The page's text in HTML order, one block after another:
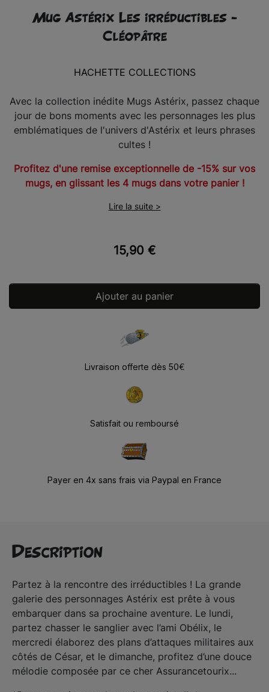
Mug Astérix Les irréductibles -
Cléopâtre
HACHETTE COLLECTIONS
Avec la collection inédite Mugs Astérix, passez chaque
jour de bons moments avec les personnages les plus
emblématiques de l'univers d'Astérix et leurs phrases
cultes !
Profitez d'une remise exceptionnelle de -15% sur vos
mugs, en glissant les 4 mugs dans votre panier !
Lire la suite >
15,90 €
Ajouter au panier
Livraison offerte dès 50€
Satisfait ou remboursé
Payer en 4x sans frais via Paypal en France
Description
Partez à la rencontre des irréductibles ! La grande
galerie des personnages Astérix est prête à vous
embarquer dans sa prochaine aventure. Le lundi,
partez chasser le sanglier avec l’ami Obélix, le
mercredi élaborez des plans d’attaques militaires aux
côtés de César, et le dimanche, profitez d’une douce
mélodie composée par ce cher Assurancetourix...